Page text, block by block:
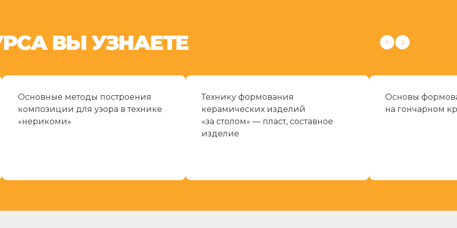
ВЫ УЗНАЕТЕ
Основные методы построения
композиции для узора в технике
«нерикоми»
Технику формования
керамических изделий
«за столом» — пласт, составное
изделие
Основы
на гончарном